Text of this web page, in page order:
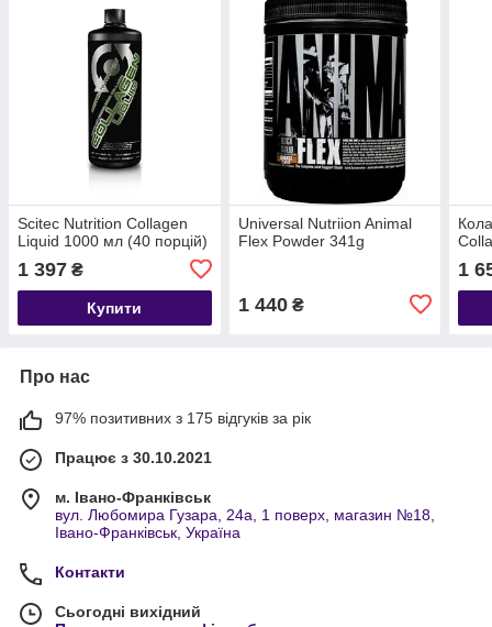
Scitec Nutrition Collagen
Liquid 1000 мл (40 порцій)
1 397 ₴
Купити
Universal Nutriion Animal
Flex Powder 341g
1 440₴
1
Про нас
97% позитивних з 175 відгуків за рік
Працює з 30.10.2021
м. Івано-Франківськ
вул. Любомира Гузара, 24а, 1 поверх, магазин №18,
Івано-Франківськ, Україна
Контакти
Сьогодні вихідний